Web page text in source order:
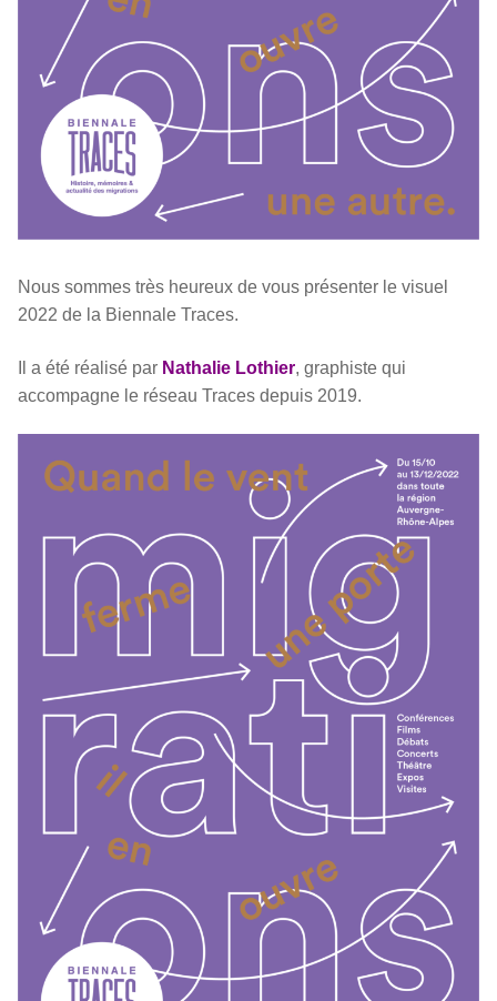
Nous sommes très heureux de vous présenter le visuel
2022 de la Biennale Traces.
Il a été réalisé par Nathalie Lothier, graphiste qui
accompagne le réseau Traces depuis 2019.